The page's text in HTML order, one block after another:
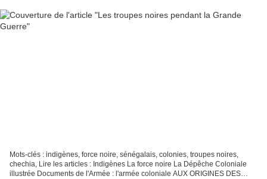
Mots-clés : indigènes, force noire, sénégalais, colonies, troupes noires,
chechia, Lire les articles : Indigènes La force noire La Dépêche Coloniale
illustrée Documents de l'Armée : l'armée coloniale AUX ORIGINES DES